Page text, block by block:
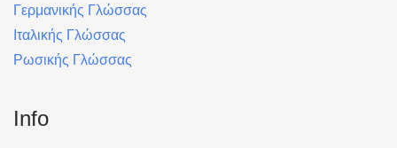
Γερμανικής Γλώσσας
Ιταλικής Γλώσσας
Ρωσικής Γλώσσας
Info